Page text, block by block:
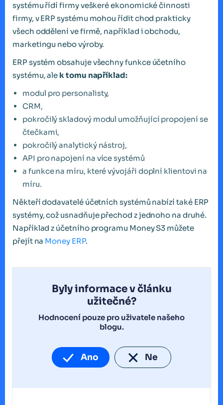
systému řídí firmy veškeré ekonomické činnosti
firmy, v ERP systému mohou řídit chod prakticky
všech oddělení ve firmě, například i obchodu,
marketingu nebo výroby.
ERP systém obsahuje všechny funkce účetního
systému, ale k tomu například:
modul pro personalisty,
CRM,
pokročilý skladový modul umožňující propojení se
čtečkami,
pokročilý analytický nástroj,
API pro napojení na více systémů
a funkce na míru, které vývojáři doplní klientovi na
míru.
Někteří dodavatelé účetních systémů nabízí také ERP
systémy, což usnadňuje přechod z jednoho na druhé.
Například z účetního programu Money S3 můžete
přejít na Money ERP.
Byly informace v článku
užitečné?
Hodnocení pouze pro uživatele našeho
blogu.
Ano Ne